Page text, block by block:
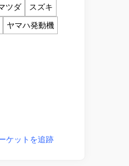
ツダ
スズキ
ヤマハ発動機
ケットを追跡